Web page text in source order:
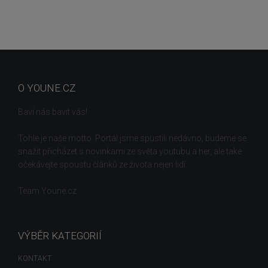
O YOUNE.CZ
Baví nás bavit vás!
Tohle je naše motto. Portál jsme spustili nedávno, budeme se
snažit přicházet s novinkami ze světa youtubu a her, ale také
očekávejte spoustu článků ze života nejen lidí.
Team Youne.cz
VÝBĚR KATEGORIÍ
KONTAKT